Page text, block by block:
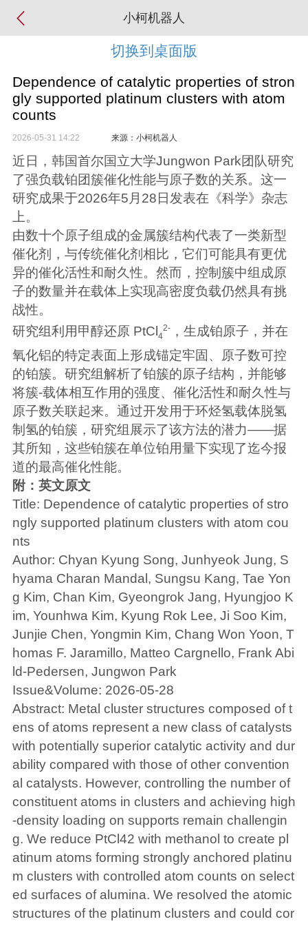
小柯机器人
切换到桌面版
Dependence of catalytic properties of stron
gly supported platinum clusters with atom
counts
2026-05-31 14:22 来源：小柯机器人
近日，韩国首尔国立大学Jungwon Park团队研究
了强负载铂团簇催化性能与原子数的关系。这一
研究成果于2026年5月28日发表在《科学》杂志
上。
由数十个原子组成的金属簇结构代表了一类新型
催化剂，与传统催化剂相比，它们可能具有更优
异的催化活性和耐久性。然而，控制簇中组成原
子的数量并在载体上实现高密度负载仍然具有挑
战性。
研究组利用甲醇还原 PtCl 4
2-，生成铂原子，并在
氧化铝的特定表面上形成锚定牢固、原子数可控
的铂簇。研究组解析了铂簇的原子结构，并能够
将簇-载体相互作用的强度、催化活性和耐久性与
原子数关联起来。通过开发用于环烃氢载体脱氢
制氢的铂簇，研究组展示了该方法的潜力——据
其所知，这些铂簇在单位铂用量下实现了迄今报
道的最高催化性能。
附：英文原文
Title: Dependence of catalytic properties of stro
ngly supported platinum clusters with atom cou
nts
Author: Chyan Kyung Song, Junhyeok Jung, S
hyama Charan Mandal, Sungsu Kang, Tae Yon
g Kim, Chan Kim, Gyeongrok Jang, Hyungjoo K
im, Younhwa Kim, Kyung Rok Lee, Ji Soo Kim,
Junjie Chen, Yongmin Kim, Chang Won Yoon, T
homas F. Jaramillo, Matteo Cargnello, Frank Abi
ld-Pedersen, Jungwon Park
Issue&Volume: 2026-05-28
Abstract: Metal cluster structures composed of t
ens of atoms represent a new class of catalysts
with potentially superior catalytic activity and dur
ability compared with those of other convention
al catalysts. However, controlling the number of
constituent atoms in clusters and achieving high
-density loading on supports remain challengin
g. We reduce PtCl42 with methanol to create pl
atinum atoms forming strongly anchored platinu
m clusters with controlled atom counts on select
ed surfaces of alumina. We resolved the atomic
structures of the platinum clusters and could cor